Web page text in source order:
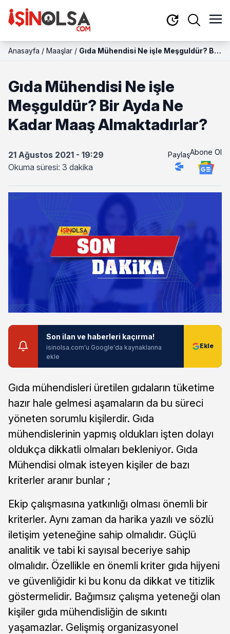
Anasayfa / Maaşlar / Gıda Mühendisi Ne işle Meşguldür? Bir
Gıda Mühendisi Ne işle
Meşguldür? Bir Ayda Ne
Kadar Maaş Almaktadırlar?
21 Ağustos 2021 - 19:29
Okuma süresi: 3 dakika
PaylaşAbone Ol
Son ilan ve haberleri kaçırma!
isinolsa.com'u Google'da kaynaklarına
ekle
Gıda mühendisleri üretilen gıdaların tüketime
hazır hale gelmesi aşamaların da bu süreci
yöneten sorumlu kişilerdir. Gıda
mühendislerinin yapmış oldukları işten dolayı
oldukça dikkatli olmaları bekleniyor. Gıda
Mühendisi olmak isteyen kişiler de bazı
kriterler aranır bunlar ;
Ekip çalışmasına yatkınlığı olması önemli bir
kriterler. Aynı zaman da harika yazılı ve sözlü
iletişim yeteneğine sahip olmalıdır. Güçlü
analitik ve tabi ki sayısal beceriye sahip
olmalıdır. Özellikle en önemli kriter gıda hijyeni
ve güvenliğidir ki bu konu da dikkat ve titizlik
göstermelidir. Bağımsız çalışma yeteneği olan
kişiler gıda mühendisliğin de sıkıntı
yaşamazlar. Gelişmiş organizasyonel